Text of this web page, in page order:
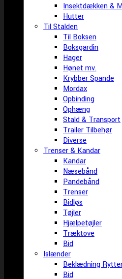
Insektdækken &
Hutter
Til Stalden
Til Boksen
Boksgardin
Hager
Hønet mv.
Krybber Spande
Mordax
Opbinding
Ophæng
Stald & Transport
Trailer Tilbehør
Diverse
Trenser & Kandar
Kandar
Næsebånd
Pandebånd
Trenser
Bidløs
Tøjler
Hjælpetøjler
Træktove
Bid
Islænder
Beklædning
Bid